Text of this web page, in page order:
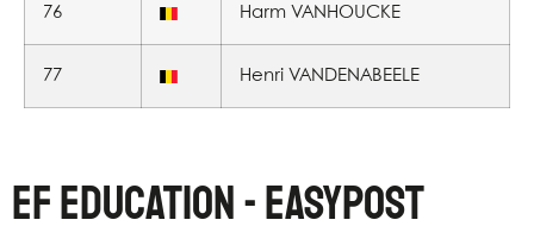
76 Harm VANHOUCKE
77 Henri VANDENABEELE
EF EDUCATION - EASYPOST